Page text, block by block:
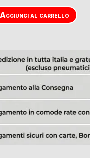
Aggiungi al carrello